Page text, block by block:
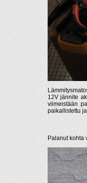
12V jännite
viimeistään
paikallistettu
Palanut kohta